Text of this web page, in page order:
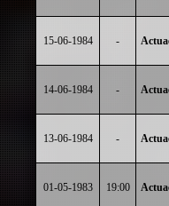
15-06-1984 -
14-06-1984 -
13-06-1984 -
01-05-1983 19:00